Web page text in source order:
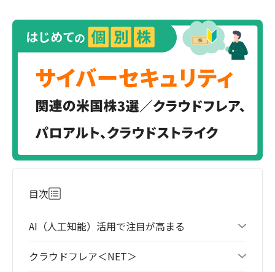
目次
AI（人工知能）活用で注目が高まる
クラウドフレア＜NET＞